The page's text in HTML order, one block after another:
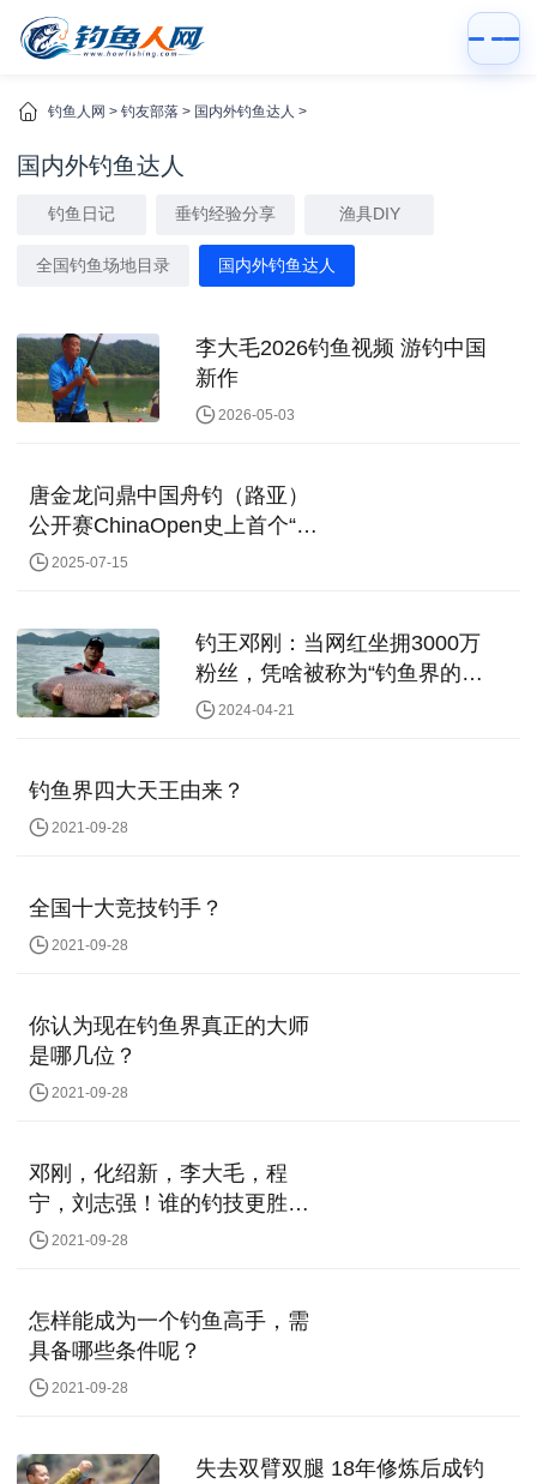
钓鱼人网 > 钓友部落 > 国内外钓鱼达人 >
国内外钓鱼达人
钓鱼日记 垂钓经验分享 渔具DIY
全国钓鱼场地目录 国内外钓鱼达人
李大毛2026钓鱼视频 游钓中国
新作
2026-05-03
唐金龙问鼎中国舟钓（路亚）
公开赛ChinaOpen史上首个“四
冠王”2025-07-15
钓王邓刚：当网红坐拥3000万
粉丝，凭啥被称为“钓鱼界的天
花板”2024-04-21
钓鱼界四大天王由来？
2021-09-28
全国十大竞技钓手？
2021-09-28
你认为现在钓鱼界真正的大师
是哪几位？
2021-09-28
邓刚，化绍新，李大毛，程
宁，刘志强！谁的钓技更胜一
筹？2021-09-28
怎样能成为一个钓鱼高手，需
具备哪些条件呢？
2021-09-28
失去双臂双腿 18年修炼后成钓